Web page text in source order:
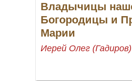
Владычицы
Богородицы и
Марии
Иерей Олег (Гадиров)